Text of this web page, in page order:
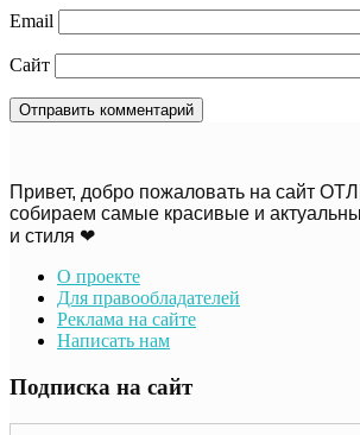
Email
Сайт
Привет, добро пожаловать на сайт
собираем самые красивые и
и стиля ❤
О проекте
Для правообладателей
Реклама на сайте
Написать нам
Подписка на сайт